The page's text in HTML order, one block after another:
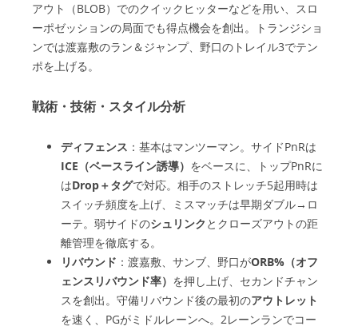
アウト（BLOB）でのクイックヒッターなどを用い、スロ
ーポゼッションの局面でも得点機会を創出。トランジショ
ンでは渡嘉敷のラン＆ジャンプ、野口のトレイル3でテン
ポを上げる。
戦術・技術・スタイル分析
ディフェンス ：基本はマンツーマン。サイドPnRは
ICE（ベースライン誘導） をベースに、トップPnRに
はDrop＋タグで対応。相手のストレッチ5起用時は
スイッチ頻度を上げ、ミスマッチは早期ダブル→ロ
ーテ。弱サイドのシュリンク とクローズアウトの距
離管理を徹底する。
リバウンド ：渡嘉敷、サンブ、野口がORB%（オフ
ェンスリバウンド率） を押し上げ、セカンドチャン
スを創出。守備リバウンド後の最初のアウトレット
を速く、PGがミドルレーンへ。2レーンランでコー